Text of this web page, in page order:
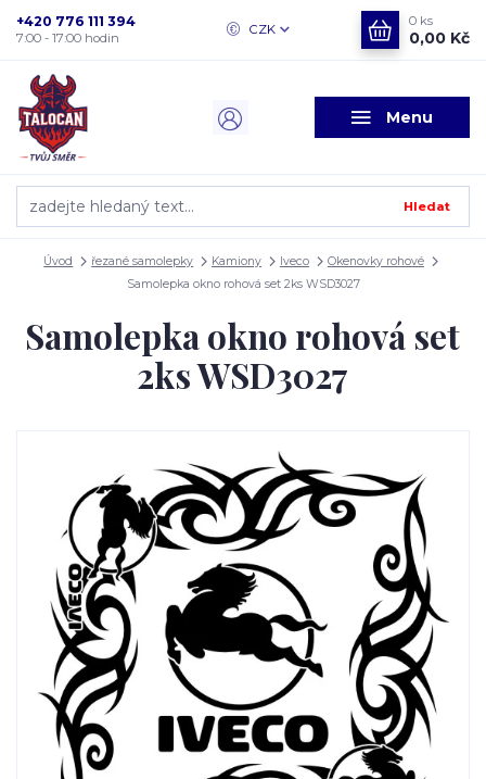
Menu
CZK
Hledat
+420 776 111 394
7:00 - 17:00 hodin
0 ks
0,00 Kč
Úvod řezané samolepky Kamiony Iveco
Okenovky rohové
Samolepka okno rohová set 2ks WSD3027
Samolepka okno rohová set
2ks WSD3027